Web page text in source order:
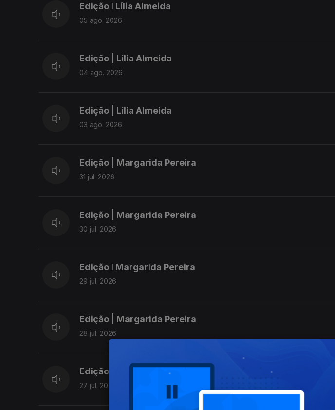
Edição I Lília Almeida
05 ago. 2026
Edição | Lília Almeida
04 ago. 2026
Edição | Lília Almeida
03 ago. 2026
Edição | Margarida Pereira
31 jul. 2026
Edição | Margarida Pereira
30 jul. 2026
Edição I Margarida Pereira
29 jul. 2026
Edição | Margarida Pereira
28 jul. 2026
Edição | Margarida Pereira
27 jul. 2026